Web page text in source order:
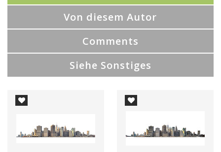
Von diesem Autor
Comments
Siehe Sonstiges